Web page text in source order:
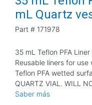
mL Quartz
Part # 171978
35 mL Teflon PFA
Reusable liners for
Teflon PFA wetted
QUARTZ VIAL. WILL
Saber más